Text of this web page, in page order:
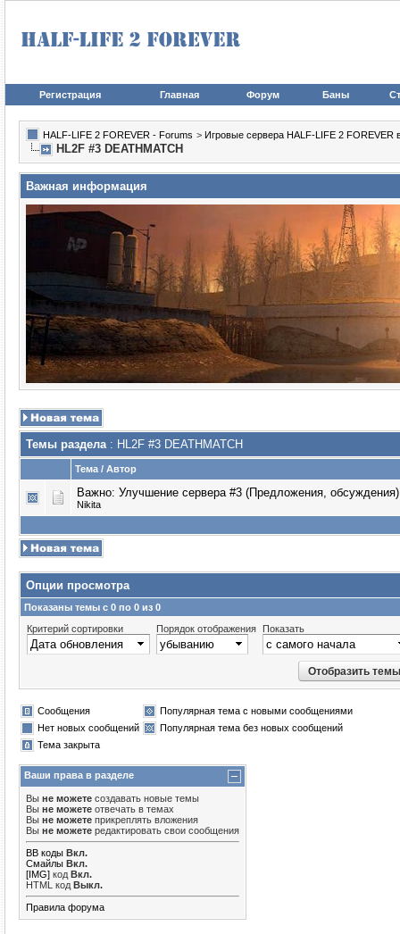
Регистрация Главная Форум Баны
HALF-LIFE 2 FOREVER - Forums > Игровые сервера HALF-LIFE 2 FOREVER
HL2F #3 DEATHMATCH
Важная информация
Темы раздела: HL2F #3 DEATHMATCH
Тема / Автор
Важно: Улучшение сервера #3 (Предложения, обсуждения)
Nikita
Опции просмотра
Показаны темы с 0 по 0 из 0
Критерий сортировки
Порядок отображения Показать
Сообщения
Популярная тема с новыми сообщениями
Нет новых сообщений
Популярная тема без новых сообщений
Тема закрыта
Ваши права в разделе
Вы не можете создавать новые темы
Вы не можете отвечать в темах
Вы не можете прикреплять вложения
Вы не можете редактировать свои сообщения
BB коды Вкл.
Смайлы Вкл.
[IMG] код Вкл.
HTML код Выкл.
Правила форума